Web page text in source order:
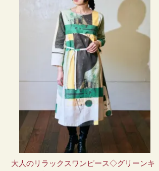
大人のリラックスワンピース◇グリーンキ